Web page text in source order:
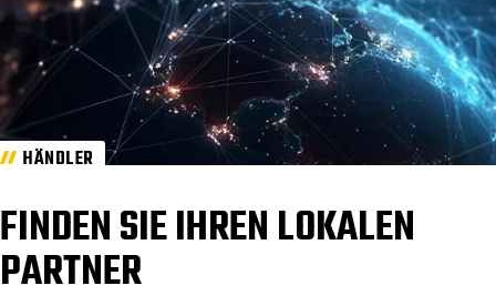
HÄNDLER
FINDEN SIE IHREN LOKALEN
PARTNER